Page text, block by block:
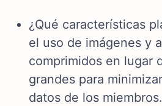
¿Qué características
el uso de imágenes y
comprimidos en lugar
grandes para
datos de los miembros.